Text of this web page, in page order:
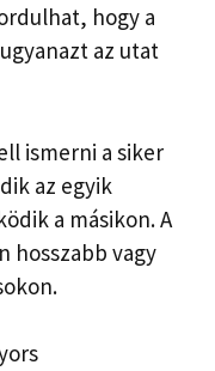
hogy a
az utat
ismerni a siker
az egyik
a másikon. A
hosszabb vagy